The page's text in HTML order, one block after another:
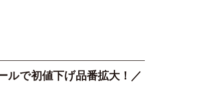
ルで初値下げ品番拡大！／